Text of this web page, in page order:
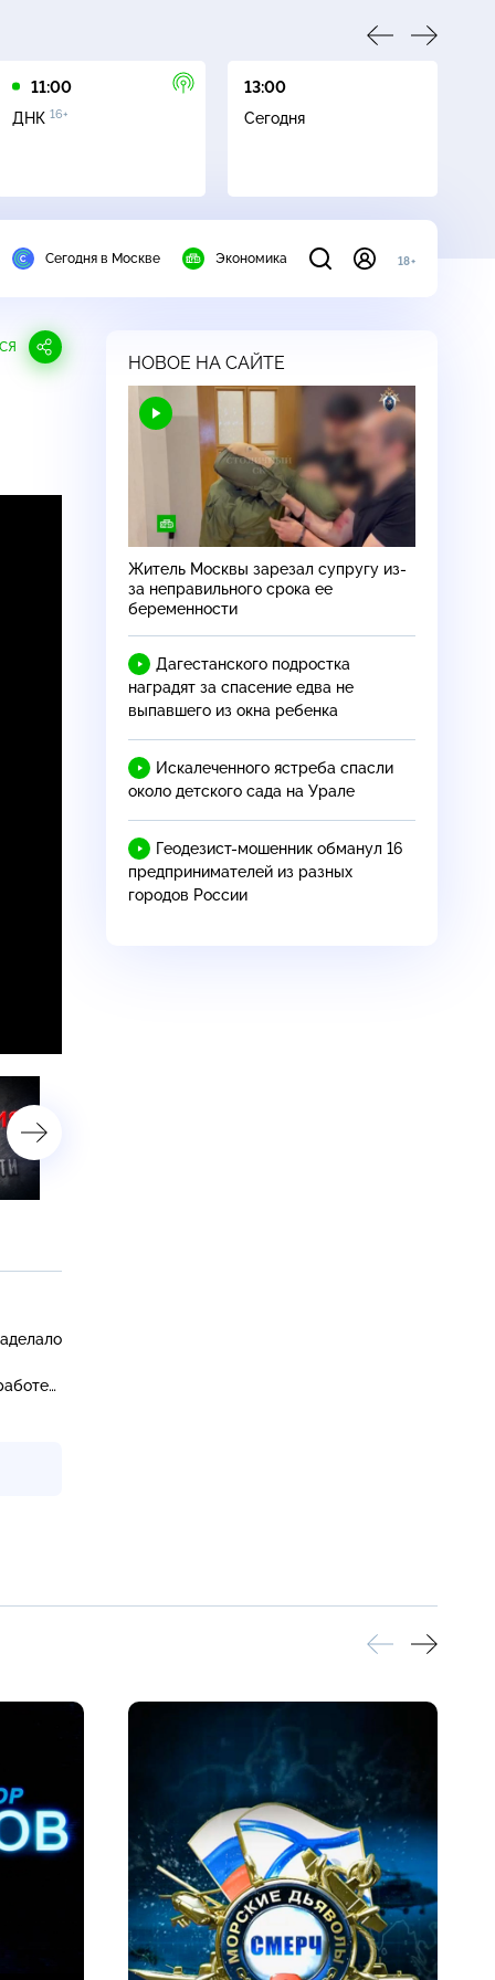
11:00
ДНК 16+
13:00
Сегодня
Сегодня в Москве Экономика 18+
НОВОЕ НА САЙТЕ
Житель Москвы зарезал супругу из-
за неправильного срока ее
беременности
Дагестанского подростка
наградят за спасение едва не
выпавшего из окна ребенка
Искалеченного ястреба спасли
около детского сада на Урале
Геодезист-мошенник обманул 16
предпринимателей из разных
городов России